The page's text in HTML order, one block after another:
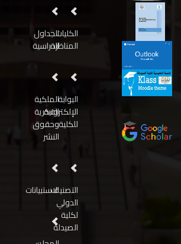
الكليات
المناظرة
الجداول
الدراسية
البوابة
الإلكترونية
للكلية
الملكية
الفكرية
وحقوق
النشر
التصنيف
الدولي
لكلية
الصيدلة
الاستبيانات